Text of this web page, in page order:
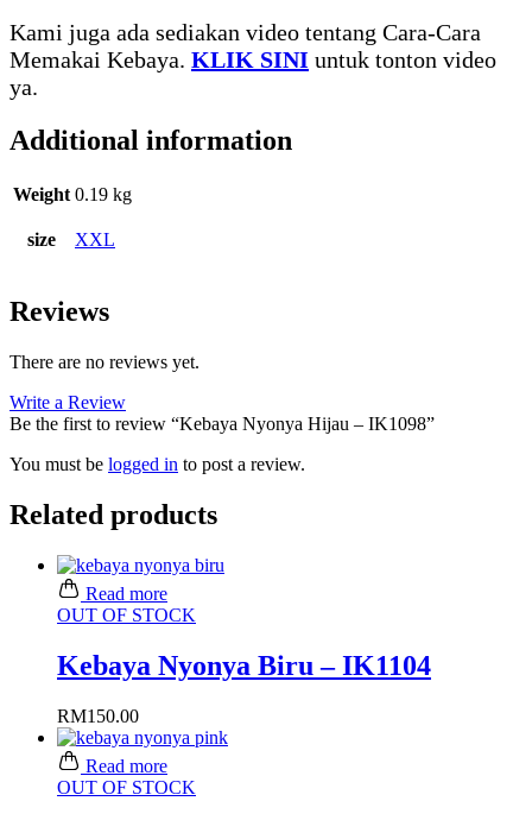
Kami juga ada sediakan video tentang Cara-Cara
Memakai Kebaya. KLIK SINI untuk tonton video
ya.
Additional information
Weight 0.19 kg
size XXL
Reviews
There are no reviews yet.
Write a Review
Be the first to review “Kebaya Nyonya Hijau – IK1098”
You must be logged in to post a review.
Related products
Read more
OUT OF STOCK
Kebaya Nyonya Biru – IK1104
RM150.00
Read more
OUT OF STOCK